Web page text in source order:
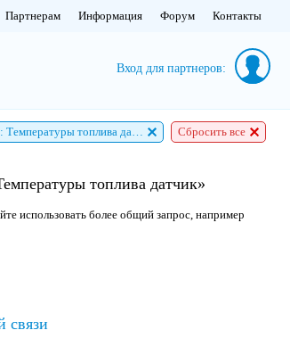
Партнерам Информация Форум Контакты
Вход для партнеров:
Деталь: Температуры топлива датчик Сбросить все
топлива датчик»
использовать более общий запрос, например
связи